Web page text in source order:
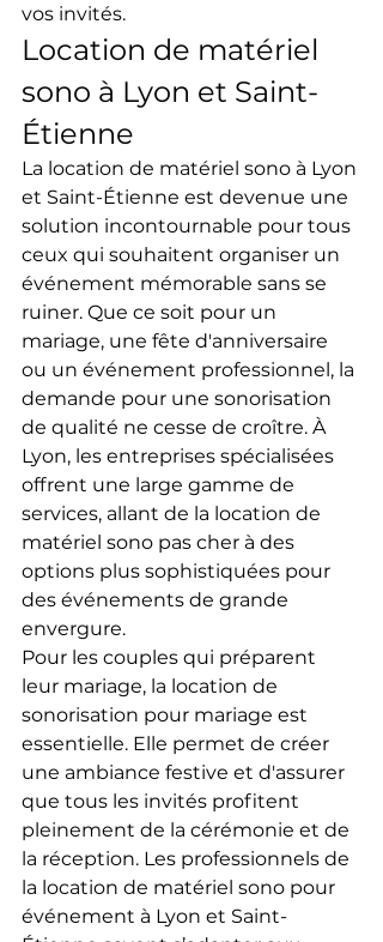
vos invités.
Location de matériel
sono à Lyon et Saint-
Étienne
La location de matériel sono à Lyon
et Saint-Étienne est devenue une
solution incontournable pour tous
ceux qui souhaitent organiser un
événement mémorable sans se
ruiner. Que ce soit pour un
mariage, une fête d'anniversaire
ou un événement professionnel, la
demande pour une sonorisation
de qualité ne cesse de croître. À
Lyon, les entreprises spécialisées
offrent une large gamme de
services, allant de la location de
matériel sono pas cher à des
options plus sophistiquées pour
des événements de grande
envergure.
Pour les couples qui préparent
leur mariage, la location de
sonorisation pour mariage est
essentielle. Elle permet de créer
une ambiance festive et d'assurer
que tous les invités profitent
pleinement de la cérémonie et de
la réception. Les professionnels de
la location de matériel sono pour
événement à Lyon et Saint-